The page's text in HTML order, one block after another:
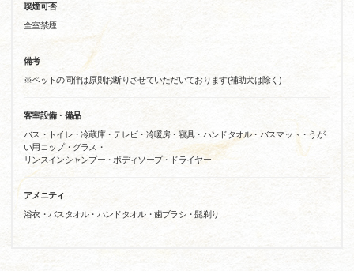
喫煙可否
全室禁煙
備考
※ペットの同伴は原則お断りさせていただいております(補助犬は除く)
客室設備・備品
バス・トイレ・冷蔵庫・テレビ・冷暖房・寝具・ハンドタオル・バスマット・うが
い用コップ・グラス・
リンスインシャンプー・ボディソープ・ドライヤー
アメニティ
浴衣・バスタオル・ハンドタオル・歯ブラシ・髭剃り